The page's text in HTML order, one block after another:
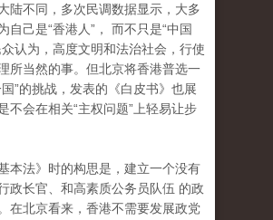
陆不同，多次民调数据显示，大多
自己是“香港人”， 而不只是“中国
众认为，高度文明和法治社会，行使
所当然的事。但北京将香港普选一
”的挑战，发表的《白皮书》也展
不会在相关“主权问题”上轻易让步
本法》时的构思是，建立一个没有
政长官、和高素质公务员队伍 的政
在北京看来，香港不需要发展政党